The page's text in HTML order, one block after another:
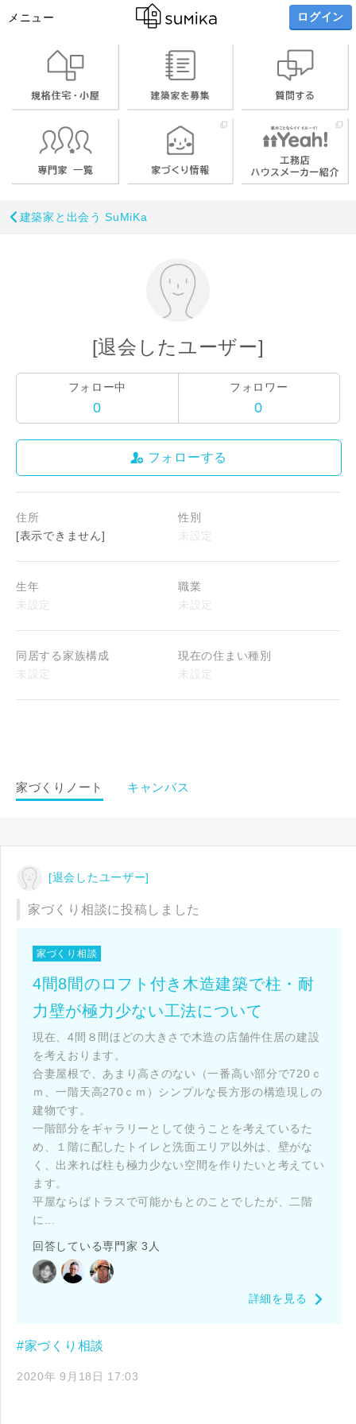
メニュー ログイン
建築家と出会う SuMiKa
[退会したユーザー]
フォロー中
0
フォロワー
0
フォローする
住所
[表示できません]
性別
生年 職業
同居する家族構成 現在の住まい種別
家づくりノート キャンバス
[退会したユーザー]
家づくり相談に投稿しました
家づくり相談
4間8間のロフト付き木造建築で柱・耐
力壁が極力少ない工法について
現在、4間８間ほどの大きさで木造の店舗件住居の建設
を考えおります。
合妻屋根で、あまり高さのない（一番高い部分で720ｃ
ｍ、一階天高270ｃｍ）シンプルな長方形の構造現しの
建物です。
一階部分をギャラリーとして使うことを考えているた
め、１階に配したトイレと洗面エリア以外は、壁がな
く、出来れば柱も極力少ない空間を作りたいと考えてい
ます。
平屋ならばトラスで可能かもとのことでしたが、二階
に...
回答している専門家 3人
詳細を見る
#家づくり相談
2020年 9月18日 17:03
キャンセル
ログイン